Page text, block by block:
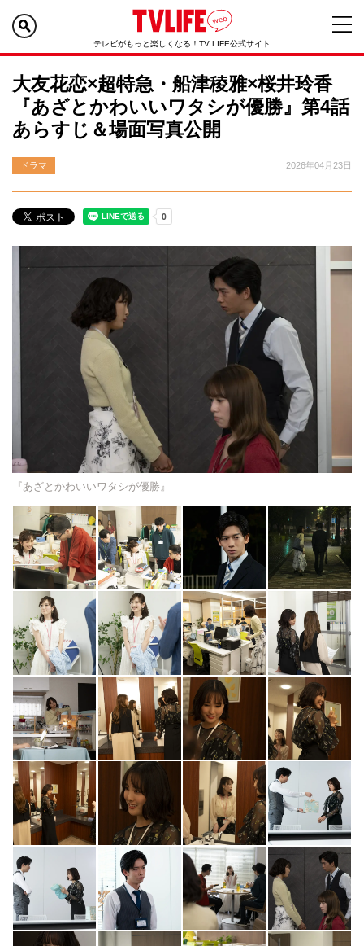
テレビがもっと楽しくなる！TV LIFE公式サイト
大友花恋×超特急・船津稜雅×桜井玲香
『あざとかわいいワタシが優勝』第4話
あらすじ＆場面写真公開
ドラマ 2026年04月23日
『あざとかわいいワタシが優勝』